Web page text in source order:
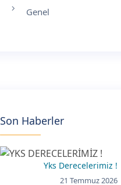
Genel
Son Haberler
Yks Derecelerimiz !
21 Temmuz 2026